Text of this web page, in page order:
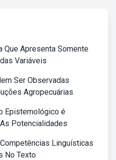
Que Apresenta Somente
Variáveis
Ser Observadas
Agropecuárias
Epistemológico é
Potencialidades
Linguísticas
No Texto